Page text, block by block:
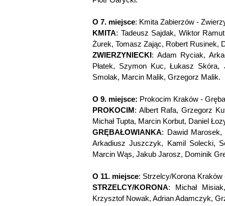
O 7. miejsce: Kmita Zabierzów -
KMITA: Tadeusz Sajdak, Wiktor
Żurek, Tomasz Zając, Robert Rusinek,
ZWIERZYNIECKI: Adam Ryciak,
Płatek, Szymon Kuc, Łukasz
Smolak, Marcin Malik, Grzegorz Malik.
O 9. miejsce: Prokocim Kraków -
PROKOCIM: Albert Rafa, Grzegorz
Michał Tupta, Marcin Korbut, Daniel
GRĘBAŁOWIANKA: Dawid Marosek,
Arkadiusz Juszczyk, Kamil Solecki,
Marcin Wąs, Jakub Jarosz, Dominik
O 11. miejsce: Strzelcy/Korona
STRZELCY/KORONA: Michał
Krzysztof Nowak, Adrian Adamczyk,